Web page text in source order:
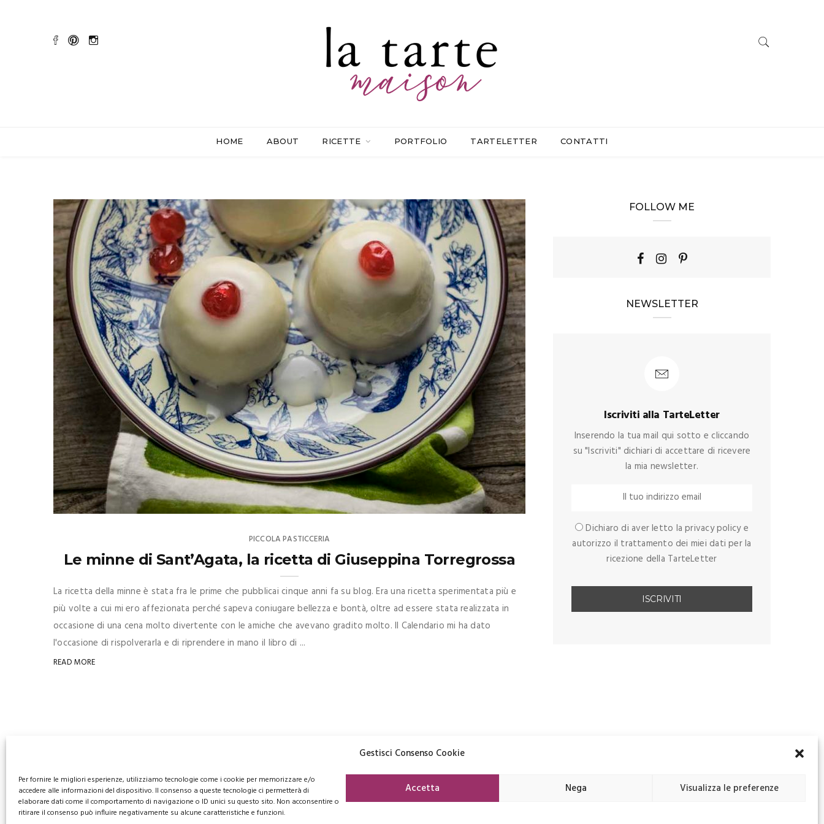
Gestisci Consenso Cookie
Per fornire le migliori esperienze, utilizziamo tecnologie come i cookie per memorizzare e/o
accedere alle informazioni del dispositivo. Il consenso a queste tecnologie ci permetterà di
elaborare dati come il comportamento di navigazione o ID unici su questo sito. Non acconsentire o
ritirare il consenso può influire negativamente su alcune caratteristiche e funzioni.
Accetta Nega Visualizza le preferenze
HOME ABOUT RICETTE PORTFOLIO TARTELETTER CONTATTI
PICCOLA PASTICCERIA
Le minne di Sant’Agata, la ricetta di Giuseppina Torregrossa
La ricetta della minne è stata fra le prime che pubblicai cinque anni fa su blog. Era una ricetta sperimentata più e
più volte a cui mi ero affezionata perché sapeva coniugare bellezza e bontà, oltre ad essere stata realizzata in
occasione di una cena molto divertente con le amiche che avevano gradito molto. Il Calendario mi ha dato
l'occasione di rispolverarla e di riprendere in mano il libro di ...
READ MORE
FOLLOW ME
NEWSLETTER
Iscriviti alla TarteLetter
Inserendo la tua mail qui sotto e cliccando
su "Iscriviti" dichiari di accettare di ricevere
la mia newsletter.
Dichiaro di aver letto la privacy policy e
autorizzo il trattamento dei miei dati per la
ricezione della TarteLetter
FACEBOOK PINTEREST